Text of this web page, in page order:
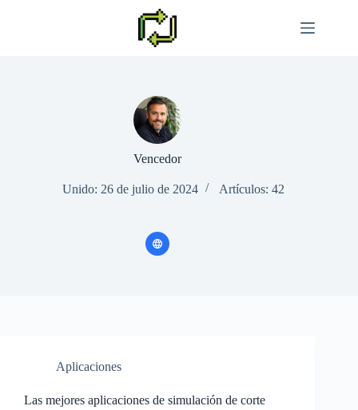
Vencedor
Unido: 26 de julio de 2024 Artículos: 42
Aplicaciones
Las mejores aplicaciones de simulación de corte